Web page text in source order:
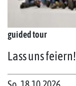
guided tour
Lass uns feiern!